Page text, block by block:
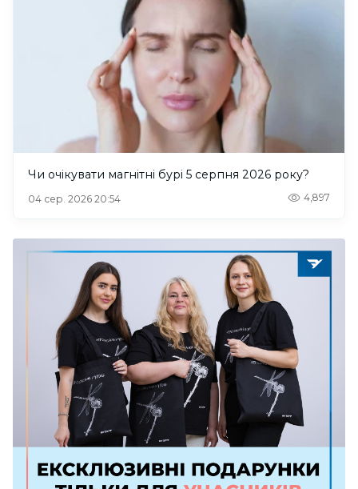
Чи очікувати магнітні бурі 5 серпня 2026 року?
04 сер. 2026 20:54 4,897